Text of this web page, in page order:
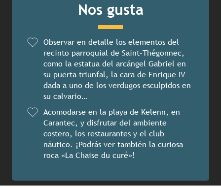
Nos gusta
Observar en detalle los elementos del
recinto parroquial de Saint-Thégonnec,
como la estatua del arcángel Gabriel en
su puerta triunfal, la cara de Enrique IV
dada a uno de los verdugos esculpidos en
su calvario…
Acomodarse en la playa de Kelenn, en
Carantec, y disfrutar del ambiente
costero, los restaurantes y el club
náutico. ¡Podrás ver también la curiosa
roca «La Chaise du curé»!